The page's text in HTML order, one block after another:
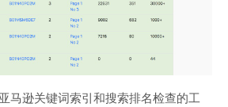
马逊关键词索引和搜索排名检查的工